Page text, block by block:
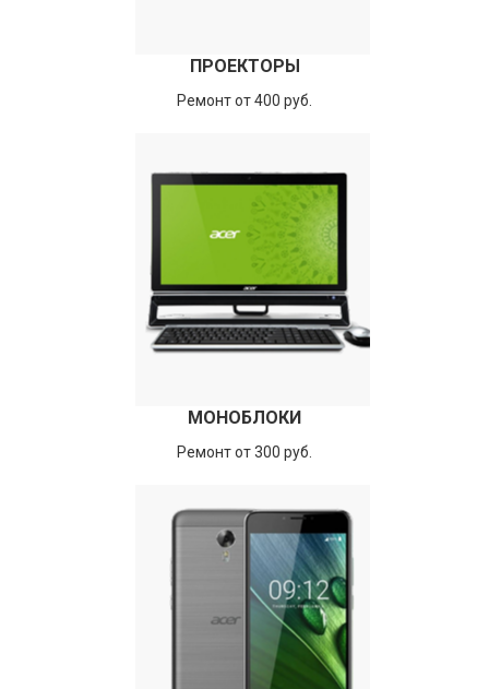
ПРОЕКТОРЫ
Ремонт от 400 руб.
МОНОБЛОКИ
Ремонт от 300 руб.